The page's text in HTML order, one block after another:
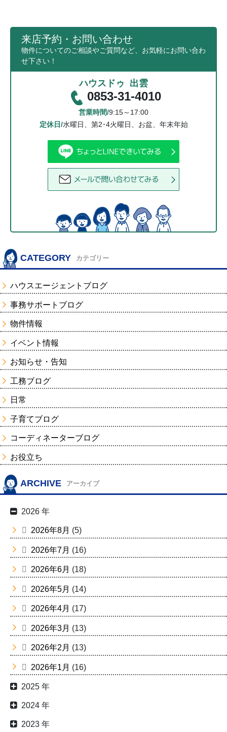
来店予約・お問い合わせ
物件についてのご相談やご質問など、お気軽にお問い合わ
せ下さい！
ハウスドゥ 出雲
0853-31-4010
営業時間/9:15～17:00
定休日/水曜日、第2･4火曜日、お盆、年末年始
CATEGORY カテゴリー
ハウスエージェントブログ
事務サポートブログ
物件情報
イベント情報
お知らせ・告知
工務ブログ
日常
子育てブログ
コーディネーターブログ
お役立ち
ARCHIVE アーカイブ
2026 年
2026年8月 (5)
2026年7月 (16)
2026年6月 (18)
2026年5月 (14)
2026年4月 (17)
2026年3月 (13)
2026年2月 (13)
2026年1月 (16)
2025 年
2024 年
2023 年